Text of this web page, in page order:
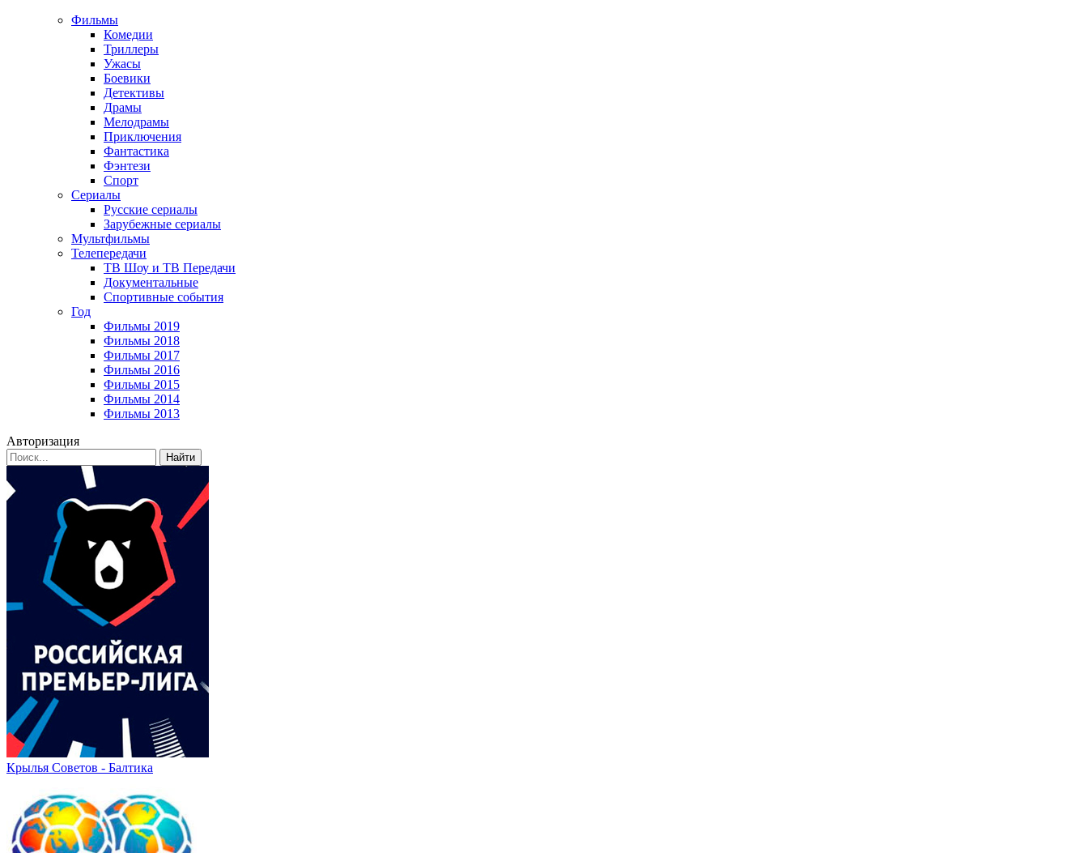
Фильмы
Комедии
Триллеры
Ужасы
Боевики
Детективы
Драмы
Мелодрамы
Приключения
Фантастика
Фэнтези
Спорт
Сериалы
Русские сериалы
Зарубежные сериалы
Мультфильмы
Телепередачи
ТВ Шоу и ТВ Передачи
Документальные
Спортивные события
Год
Фильмы 2019
Фильмы 2018
Фильмы 2017
Фильмы 2016
Фильмы 2015
Фильмы 2014
Фильмы 2013
Авторизация
Найти
Крылья Советов - Балтика